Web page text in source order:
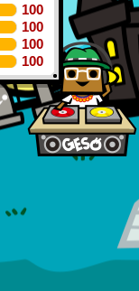
100
100
100
100